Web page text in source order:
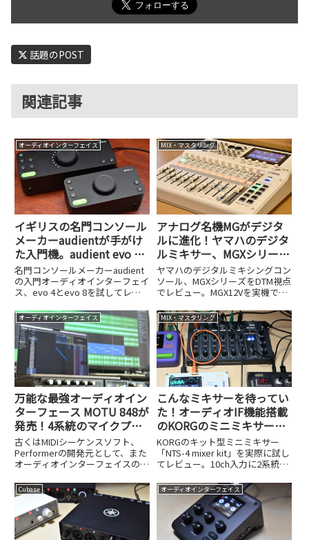
話題のPOST
関連記事
オーディオインターフェイス
イギリスの名門コンソール
メーカーaudientが手がけ
た入門機。audient evo 4
とevo 8を試してみた
名門コンソールメーカーaudient
の入門オーディオインターフェイ
ス、evo 4とevo 8を試してレビ
クプリやAKMコンバータ、歌うだ
けで最適レベルが決まるスマート
ゲイン、豪華なソフトバンドルま
で2モデルの違いを詳しく解説し
ます。
MIX・マスタリング
アナログ名機MGがデジタ
ルに進化！ヤマハのデジタ
ルミキサー、MGXシリーズ
はDTMの強力な武器になる
ヤマハのデジタルミキシングコン
ソール、MGXシリーズをDTM視点
でレビュー。MGX12Vを実機で検
ディオインターフェイス機能、モ
ニター切り替え活用術、Cubase
連携、microSD録音、HDMIキャ
プチャまで詳しく解説します。
オーディオインターフェイス
万能な最強オーディオイン
ターフェース MOTU 848が
発売！4系統のマイクプリ
と12系統のアナログ出力を
備えた28×32入出力、
TB4/USB4、Milan対応
AVBなどを搭載
古くはMIDIシーケンスソフト、
Performerの開発元として、また
オーディオインターフェイスの黎
MOTU。そんなプロフェッショナ
ルな現場から絶大な信頼を得る
MOTUから、ThunderboltやUSB-
Cに対...
MIX・マスタリング
こんなミキサーを待ってい
た！オーディオIF機能搭載
のKORGのミニミキサー、
NTS-4が超強力で便利だ！
KORGのキット型ミニミキサー
「NTS-4 mixer kit」を実際に試し
てレビュー。10ch入力に2系統デ
SEND/RETURNを備え、USBオー
ディオ/MIDIインターフェイス機
能も搭載。コンパクトに制作環境
を完結できる魅力を詳しく解説し
ます。
Cubase オーディオインターフェイス